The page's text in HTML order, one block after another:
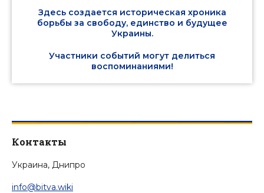
Здесь создается историческая хроника
борьбы за свободу, единство и будущее
Украины.
Участники событий могут делиться
воспоминаниями!
Контакты
Украина, Днипро
info@bitva.wiki